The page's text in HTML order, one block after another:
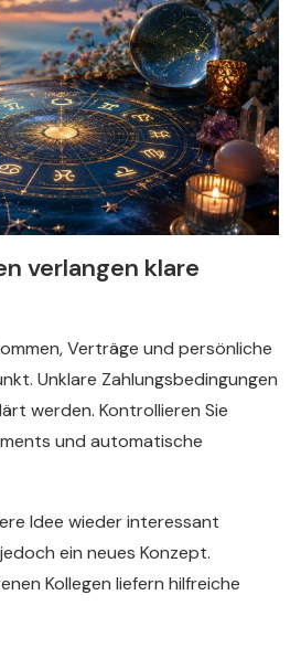
verlangen klare
Verträge und persönliche
Unklare Zahlungsbedingungen
werden. Kontrollieren Sie
und automatische
Idee wieder interessant
ein neues Konzept.
Kollegen liefern hilfreiche